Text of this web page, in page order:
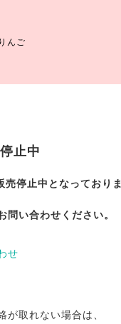
んご
止中
停止中となっておりま
問い合わせください。
せ
が取れない場合は、